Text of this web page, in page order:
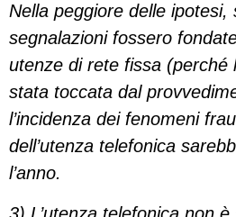
Nella peggiore delle
segnalazioni fossero
utenze di rete fissa (perché
stata toccata dal
l’incidenza dei fenomeni
dell’utenza telefonica
l’anno.
3) L’utenza telefonica non